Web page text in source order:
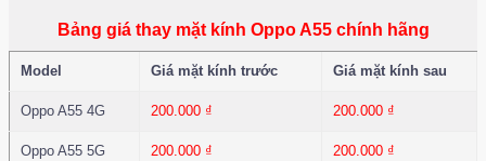
Bảng giá thay mặt kính Oppo A55 chính hãng
Model Giá mặt kính trước Giá mặt kính sau
Oppo A55 4G 200.000 ₫ 200.000 ₫
Oppo A55 5G 200.000 ₫ 200.000 ₫